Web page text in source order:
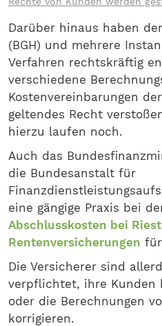
Darüber hinaus haben
(BGH) und mehrere
Verfahren rechtskräftig
verschiedene
Kostenvereinbarungen
geltendes Recht
hierzu laufen noch.
Auch das
die Bundesanstalt für
eine gängige Praxis bei
Abschlusskosten bei
Rentenversicherungen
Die Versicherer sind
verpflichtet, ihre Kunden
oder die Berechnungen
korrigieren.